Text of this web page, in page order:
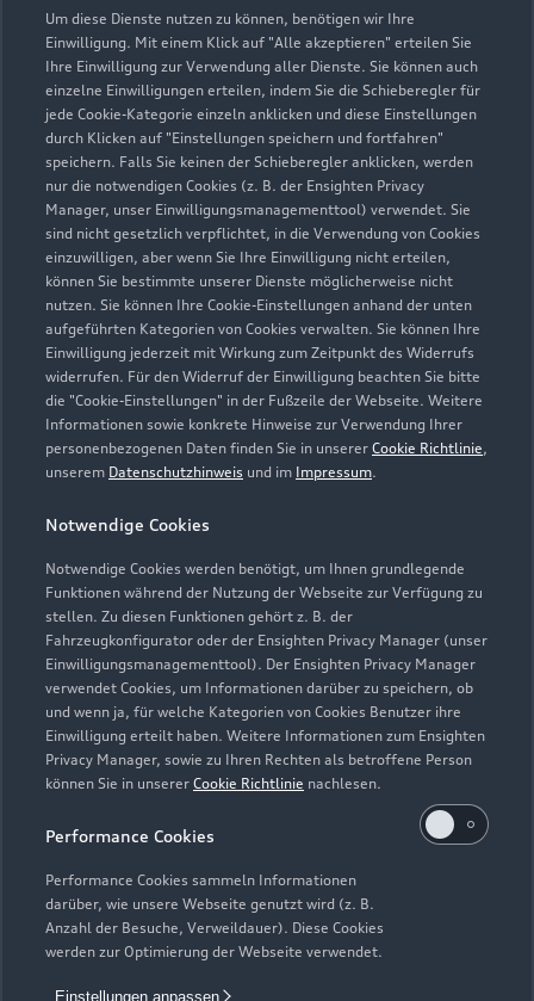
Um diese Dienste nutzen zu können, benötigen wir Ihre
Einwilligung. Mit einem Klick auf "Alle akzeptieren" erteilen Sie
Ihre Einwilligung zur Verwendung aller Dienste. Sie können auch
einzelne Einwilligungen erteilen, indem Sie die Schieberegler für
jede Cookie-Kategorie einzeln anklicken und diese Einstellungen
durch Klicken auf "Einstellungen speichern und fortfahren"
speichern. Falls Sie keinen der Schieberegler anklicken, werden
nur die notwendigen Cookies (z. B. der Ensighten Privacy
Manager, unser Einwilligungsmanagementtool) verwendet. Sie
sind nicht gesetzlich verpflichtet, in die Verwendung von Cookies
einzuwilligen, aber wenn Sie Ihre Einwilligung nicht erteilen,
können Sie bestimmte unserer Dienste möglicherweise nicht
nutzen. Sie können Ihre Cookie-Einstellungen anhand der unten
aufgeführten Kategorien von Cookies verwalten. Sie können Ihre
Einwilligung jederzeit mit Wirkung zum Zeitpunkt des Widerrufs
widerrufen. Für den Widerruf der Einwilligung beachten Sie bitte
die "Cookie-Einstellungen" in der Fußzeile der Webseite. Weitere
Informationen sowie konkrete Hinweise zur Verwendung Ihrer
personenbezogenen Daten finden Sie in unserer Cookie Richtlinie,
unserem Datenschutzhinweis und im Impressum.
Notwendige Cookies
Notwendige Cookies werden benötigt, um Ihnen grundlegende
Funktionen während der Nutzung der Webseite zur Verfügung zu
stellen. Zu diesen Funktionen gehört z. B. der
Fahrzeugkonfigurator oder der Ensighten Privacy Manager (unser
Einwilligungsmanagementtool). Der Ensighten Privacy Manager
verwendet Cookies, um Informationen darüber zu speichern, ob
und wenn ja, für welche Kategorien von Cookies Benutzer ihre
Einwilligung erteilt haben. Weitere Informationen zum Ensighten
Privacy Manager, sowie zu Ihren Rechten als betroffene Person
können Sie in unserer Cookie Richtlinie nachlesen.
Performance Cookies
Performance Cookies sammeln Informationen
darüber, wie unsere Webseite genutzt wird (z. B.
Anzahl der Besuche, Verweildauer). Diese Cookies
werden zur Optimierung der Webseite verwendet.
Einstellungen anpassen
21629 Neu Wulmstorf
040 7001620
info@autohaus-czychy.de
Kontaktdaten herunterladen
Öffnungszeiten
Verkauf
Geöffnet bis18:00
Geöffnet bis17:00
Zurück nach oben
Modelle
Elektromodelle
Plug-in-Hybride
Neuwagensuche
Gebrauchtwagensuche
Service & Zubehör
Saisonale Angebote
Support